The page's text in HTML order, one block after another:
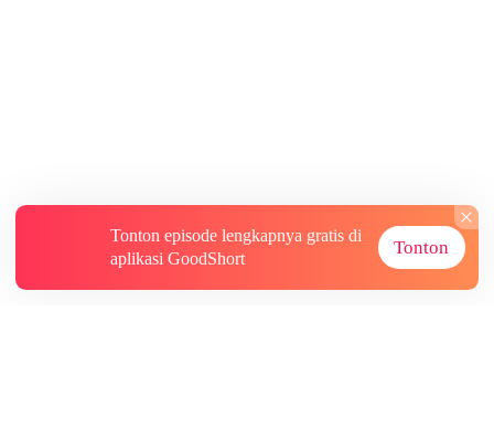
Tonton episode lengkapnya gratis di
aplikasi GoodShort
Tonton